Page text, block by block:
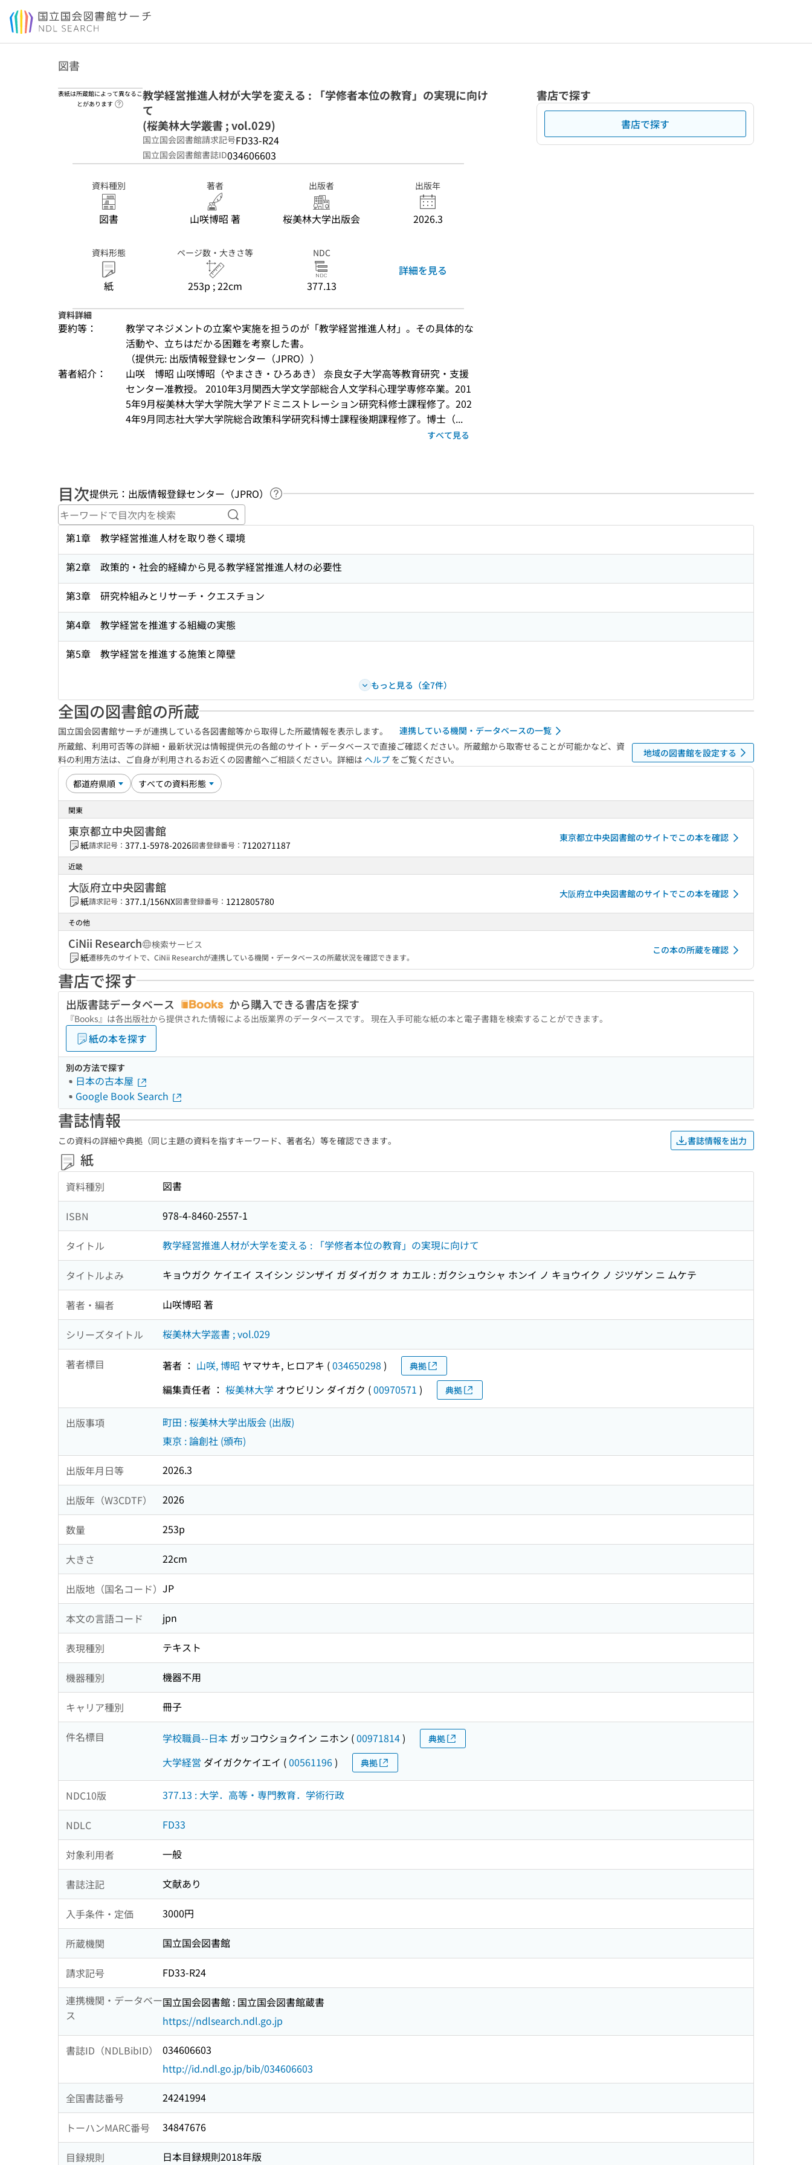
本文へ移動
図書
表紙は所蔵館によって異なるこ
とがあります
ヘルプページへのリンク
教学経営推進人材が大学を変える : 「学修者本位の教育」の実現に向け
て
(桜美林大学叢書 ; vol.029)
国立国会図書館請求記号FD33-R24
国立国会図書館書誌ID034606603
資料種別
図書
著者
山咲博昭 著
出版者
桜美林大学出版会
出版年
2026.3
資料形態
紙
ページ数・大きさ等
253p ; 22cm
NDC
377.13
詳細を見る
資料詳細
要約等：
教学マネジメントの立案や実施を担うのが「教学経営推進人材」。その具体的な
活動や、立ちはだかる困難を考察した書。
（提供元: 出版情報登録センター（JPRO））
著者紹介：
山咲　博昭 山咲博昭（やまさき・ひろあき） 奈良女子大学高等教育研究・支援
センター准教授。 2010年3月関西大学文学部総合人文学科心理学専修卒業。201
5年9月桜美林大学大学院大学アドミニストレーション研究科修士課程修了。202
4年9月同志社大学大学院総合政策科学研究科博士課程後期課程修了。博士（...
すべて見る
書店で探す
書店で探す
目次提供元：出版情報登録センター（JPRO）
ヘルプページへのリンク
キーワードで目次内を検索
第1章 教学経営推進人材を取り巻く環境
第2章 政策的・社会的経緯から見る教学経営推進人材の必要性
第3章 研究枠組みとリサーチ・クエスチョン
第4章 教学経営を推進する組織の実態
第5章 教学経営を推進する施策と障壁
もっと見る（全7件）
全国の図書館の所蔵
国立国会図書館サーチが連携している各図書館等から取得した所蔵情報を表示します。
連携している機関・データベースの一覧
所蔵館、利用可否等の詳細・最新状況は情報提供元の各館のサイト・データベースで直接ご確認ください。所蔵館から取寄せることが可能かなど、資
料の利用方法は、ご自身が利用されるお近くの図書館へご相談ください。詳細は ヘルプ をご覧ください。
地域の図書館を設定する
関東
東京都立中央図書館
紙請求記号： 377.1-5978-2026図書登録番号： 7120271187
東京都立中央図書館のサイトでこの本を確認
近畿
大阪府立中央図書館
紙請求記号： 377.1/156NX図書登録番号： 1212805780
大阪府立中央図書館のサイトでこの本を確認
その他
CiNii Research
検索サービス
紙遷移先のサイトで、CiNii Researchが連携している機関・データベースの所蔵状況を確認できます。
この本の所蔵を確認
書店で探す
出版書誌データベース から購入できる書店を探す
『Books』は各出版社から提供された情報による出版業界のデータベースです。 現在入手可能な紙の本と電子書籍を検索することができます。
紙の本を探す
別の方法で探す
日本の古本屋
Google Book Search
書誌情報
この資料の詳細や典拠（同じ主題の資料を指すキーワード、著者名）等を確認できます。 書誌情報を出力
紙
資料種別 図書
ISBN 978-4-8460-2557-1
タイトル 教学経営推進人材が大学を変える : 「学修者本位の教育」の実現に向けて
タイトルよみ キョウガク ケイエイ スイシン ジンザイ ガ ダイガク オ カエル : ガクシュウシャ ホンイ ノ キョウイク ノ ジツゲン ニ ムケテ
著者・編者 山咲博昭 著
シリーズタイトル 桜美林大学叢書 ; vol.029
著者標目 著者 ： 山咲, 博昭 ヤマサキ, ヒロアキ (034650298 ) 典拠
編集責任者 ： 桜美林大学 オウビリン ダイガク (00970571 ) 典拠
出版事項
町田 : 桜美林大学出版会 (出版)
東京 : 論創社 (頒布)
出版年月日等 2026.3
出版年（W3CDTF） 2026
数量 253p
大きさ 22cm
出版地（国名コード） JP
本文の言語コード jpn
表現種別 テキスト
機器種別 機器不用
キャリア種別 冊子
件名標目 学校職員--日本 ガッコウショクイン ニホン (00971814) 典拠
大学経営 ダイガクケイエイ (00561196) 典拠
NDC10版 377.13 : 大学．高等・専門教育．学術行政
NDLC FD33
対象利用者 一般
書誌注記 文献あり
入手条件・定価 3000円
所蔵機関 国立国会図書館
請求記号
FD33-R24
連携機関・データベー
ス
国立国会図書館 : 国立国会図書館蔵書
https://ndlsearch.ndl.go.jp
書誌ID（NDLBibID）
034606603
http://id.ndl.go.jp/bib/034606603
全国書誌番号 24241994
トーハンMARC番号 34847676
目録規則 日本目録規則2018年版